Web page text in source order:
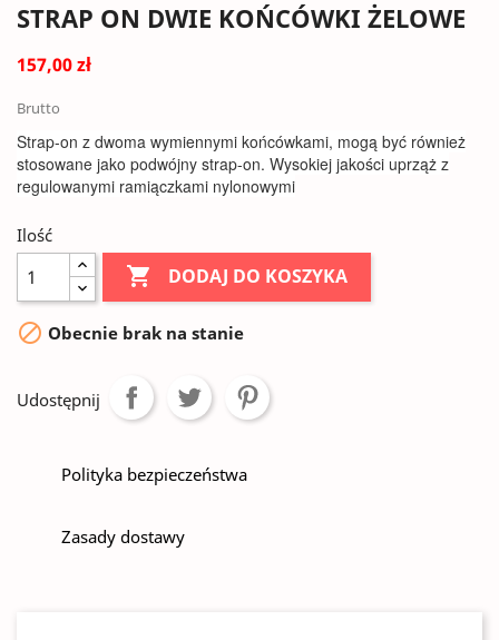
STRAP ON DWIE KOŃCÓWKI ŻELOWE
157,00 zł
Brutto
Strap-on z dwoma wymiennymi końcówkami, mogą być również
stosowane jako podwójny strap-on. Wysokiej jakości uprząż z
regulowanymi ramiączkami nylonowymi
Ilość
 DODAJ DO KOSZYKA
 Obecnie brak na stanie
Udostępnij
Polityka bezpieczeństwa
Zasady dostawy